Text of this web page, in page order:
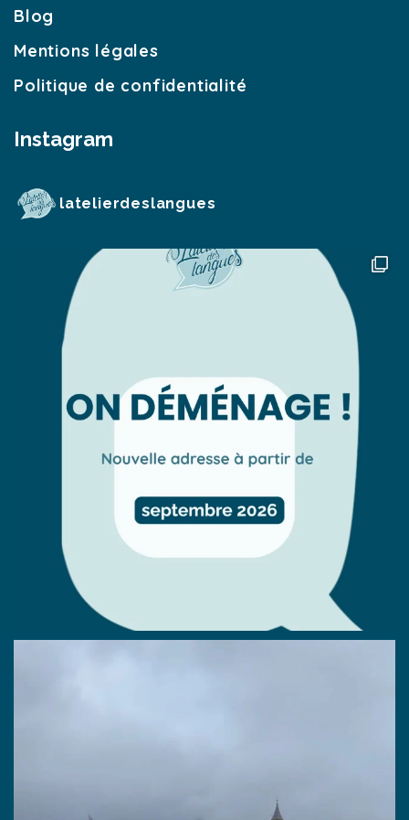
Blog
Mentions légales
Politique de confidentialité
Instagram
latelierdeslangues